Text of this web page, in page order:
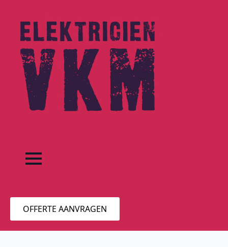
OFFERTE AANVRAGEN